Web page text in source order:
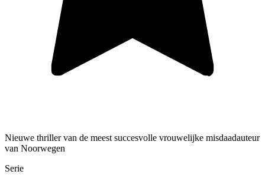
Nieuwe thriller van de meest succesvolle vrouwelijke misdaadauteur
van Noorwegen
Serie